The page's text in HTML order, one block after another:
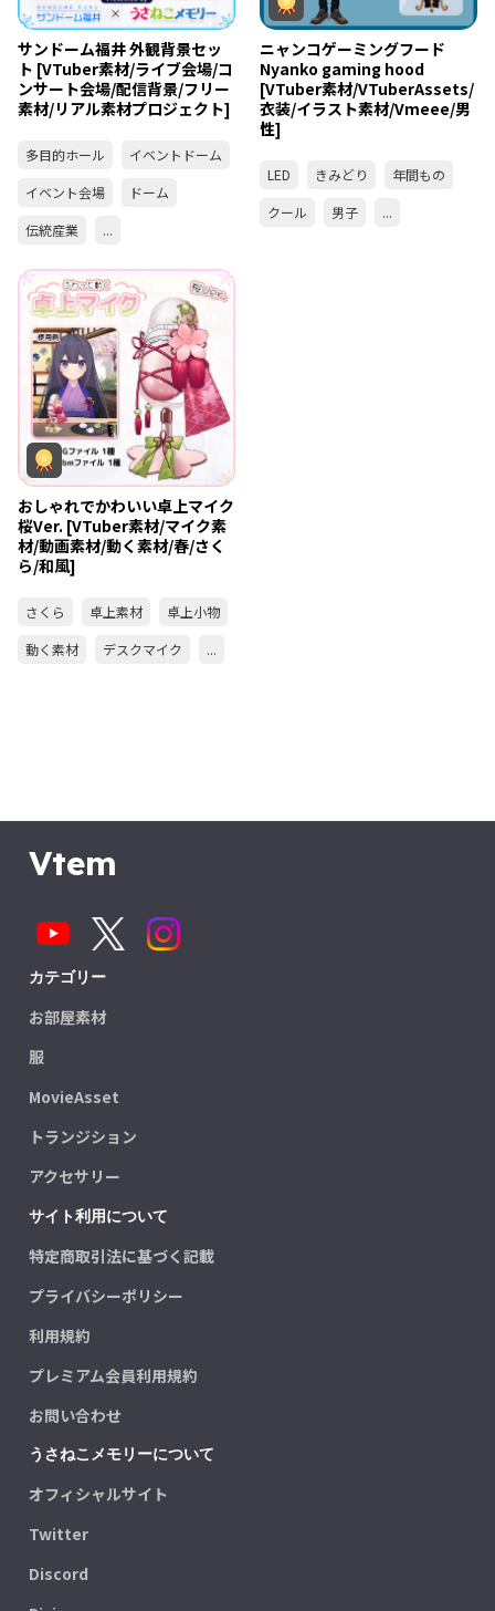
サンドーム福井 外観背景セッ
ト [VTuber素材/ライブ会場/コ
ンサート会場/配信背景/フリー
素材/リアル素材プロジェクト]
多目的ホール
イベントドーム
イベント会場
ドーム
伝統産業
...
ニャンコゲーミングフード
Nyanko gaming hood
[VTuber素材/VTuberAssets/
衣装/イラスト素材/Vmeee/男
性]
LED きみどり
年間もの
クール
男子 ...
おしゃれでかわいい卓上マイク
桜Ver. [VTuber素材/マイク素
材/動画素材/動く素材/春/さく
ら/和風]
さくら 卓上素材
卓上小物
動く素材
デスクマイク ...
Vtem
カテゴリー
お部屋素材
服
MovieAsset
トランジション
アクセサリー
サイト利用について
特定商取引法に基づく記載
プライバシーポリシー
利用規約
プレミアム会員利用規約
お問い合わせ
うさねこメモリーについて
オフィシャルサイト
Twitter
Discord